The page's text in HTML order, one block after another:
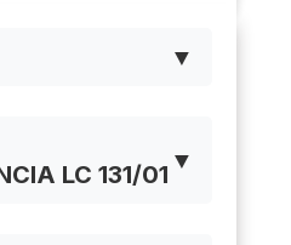
▼
LC 131/01 ▼
em: